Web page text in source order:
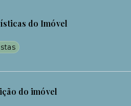
do Imóvel
do imóvel